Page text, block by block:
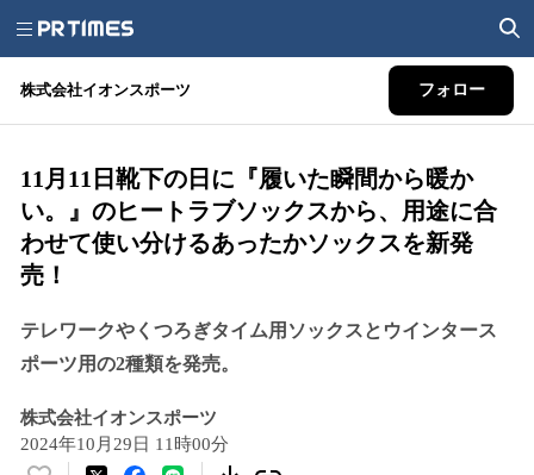
株式会社イオンスポーツ フォロー
11月11日靴下の日に『履いた瞬間から暖か
い。』のヒートラブソックスから、用途に合
わせて使い分けるあったかソックスを新発
売！
テレワークやくつろぎタイム用ソックスとウインタース
ポーツ用の2種類を発売。
株式会社イオンスポーツ
2024年10月29日 11時00分